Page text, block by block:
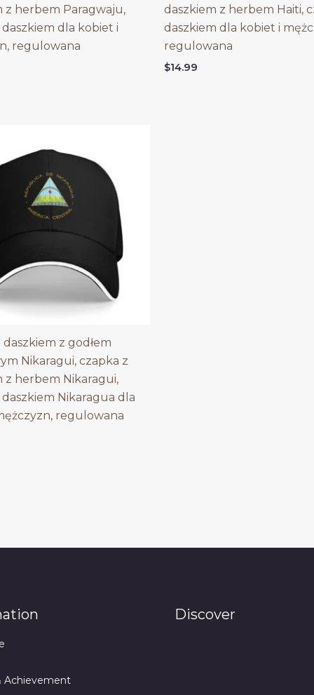
z herbem Paragwaju,
dla kobiet i
regulowana
daszkiem z herbem Haiti,
daszkiem dla kobiet i
regulowana
$14.99
daszkiem z godłem
Nikaragui, czapka z
z herbem Nikaragui,
Nikaragua dla
regulowana
Achievement
Discover